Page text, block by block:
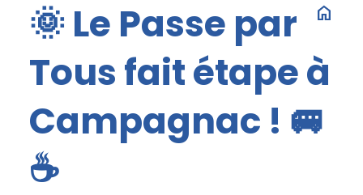
home
🌞 Le Passe par
Tous fait étape à
Campagnac ! 🚐
☕